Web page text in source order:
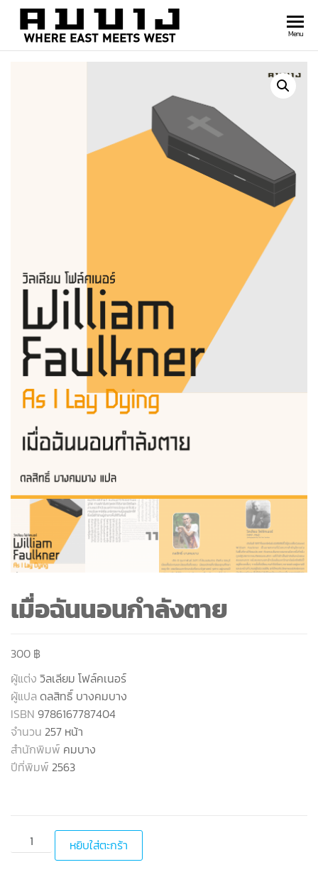
east
Menu
เมื่อฉันนอนกำลังตาย
300 ฿
ผู้แต่ง วิลเลียม โฟล์คเนอร์
ผู้แปลดลสิทธิ์ บางคมบาง
ISBN 9786167787404
จำนวน 257 หน้า
สำนักพิมพ์ คมบาง
ปีที่พิมพ์ 2563
หยิบใส่ตะกร้า